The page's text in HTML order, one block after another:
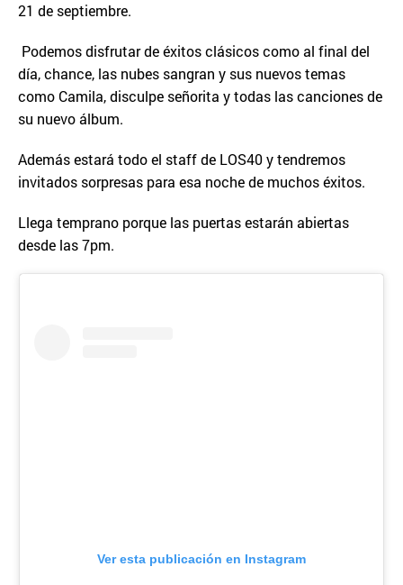
21 de septiembre.
Podemos disfrutar de éxitos clásicos como al final del
día, chance, las nubes sangran y sus nuevos temas
como Camila, disculpe señorita y todas las canciones de
su nuevo álbum.
Además estará todo el staff de LOS40 y tendremos
invitados sorpresas para esa noche de muchos éxitos.
Llega temprano porque las puertas estarán abiertas
desde las 7pm.
Ver esta publicación en Instagram